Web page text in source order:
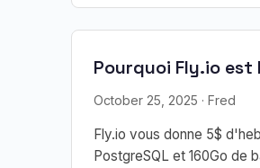
Pourquoi Fly.io
October 25, 2025 · Fred
Fly.io vous donne 5$
PostgreSQL et 160Go de